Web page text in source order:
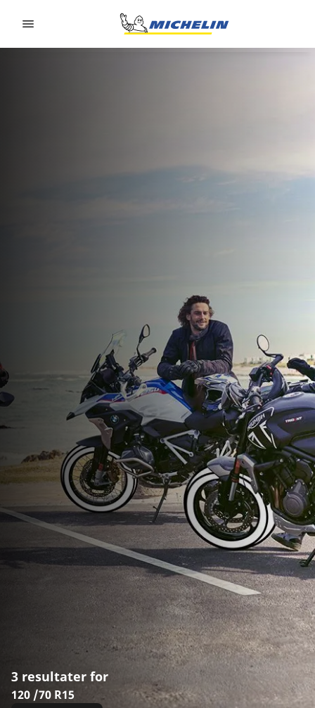
3 resultater for
120 /70 R15